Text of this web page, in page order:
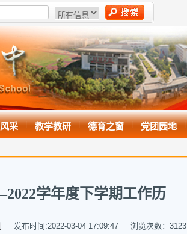
采 | 教学教研 | 德育之窗 | 党团园地 |
学年度下学期工作历
发布时间:2022-03-04 17:09:47 浏览次数： 3123